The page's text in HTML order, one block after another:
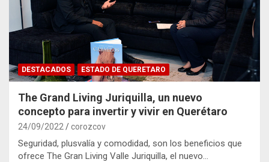
DESTACADOS ESTADO DE QUERETARO
The Grand Living Juriquilla, un nuevo
concepto para invertir y vivir en Querétaro
24/09/2022 corozcov
Seguridad, plusvalía y comodidad, son los beneficios que
ofrece The Gran Living Valle Juriquilla, el nuevo…